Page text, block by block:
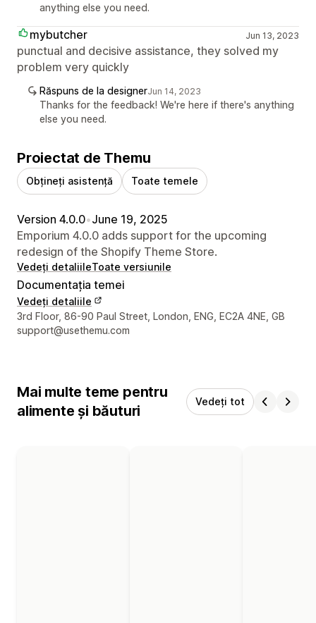
anything else you need.
mybutcher Jun 13, 2023
punctual and decisive assistance, they solved my
problem very quickly
Răspuns de la designerJun 14, 2023
Thanks for the feedback! We're here if there's anything
else you need.
Proiectat de Themu
Obțineți asistență Toate temele
Version 4.0.0•June 19, 2025
Emporium 4.0.0 adds support for the upcoming
redesign of the Shopify Theme Store.
Vedeți detaliileToate versiunile
Documentația temei
Vedeți detaliile
Detaliile de contact ale designerului
3rd Floor, 86-90 Paul Street, London, ENG, EC2A 4NE, GB
support@usethemu.com
Mai multe teme pentru
alimente și băuturi
Vedeți tot